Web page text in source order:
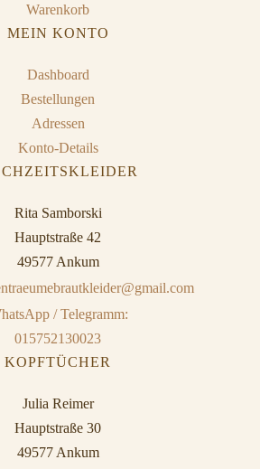
Warenkorb
MEIN KONTO
Dashboard
Bestellungen
Adressen
Konto-Details
Rita Samborski
Hauptstraße 42
49577 Ankum
/ Telegramm:
015752130023
KOPFTÜCHER
Julia Reimer
Hauptstraße 30
49577 Ankum